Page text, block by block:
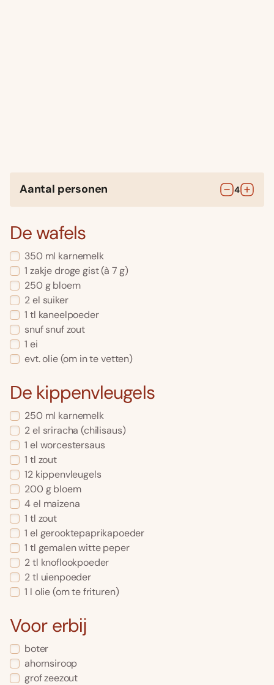
Aantal personen 4
De wafels
350 ml karnemelk
1 zakjedroge gist(à 7 g)
250 g bloem
2el suiker
1 tl kaneelpoeder
snuf snuf zout
1 ei
evt.olie(om in te vetten)
De kippenvleugels
250 ml karnemelk
2el sriracha (chilisaus)
1 el worcestersaus
1 tl zout
12 kippenvleugels
200 g bloem
4el maizena
1 tl zout
1 el gerooktepaprikapoeder
1 tl gemalen witte peper
2tl knoflookpoeder
2tl uienpoeder
1 l olie(om te frituren)
Voor erbĳ
boter
ahornsiroop
grof zeezout